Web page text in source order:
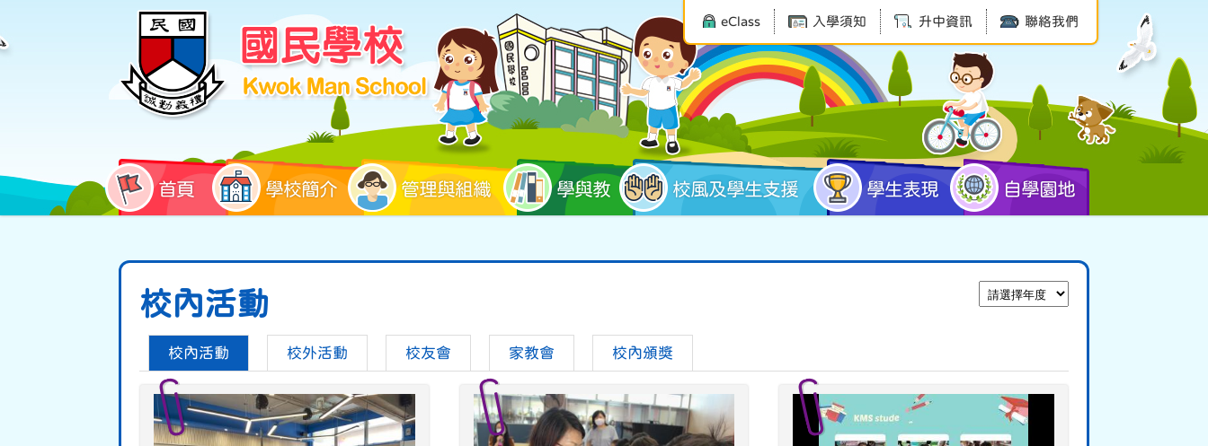
eClass 入學須知 升中資訊 聯絡我們
首頁 學校簡介 管理與組織 學與教 校風及學生支援 學生表現 自學園地
校內活動
校內活動 校外活動 校友會 家教會 校內頒獎